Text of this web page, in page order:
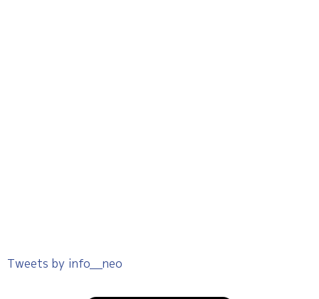
Tweets by info__neo